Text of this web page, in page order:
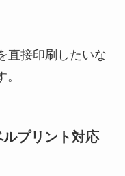
直接印刷したいな
プリント対応